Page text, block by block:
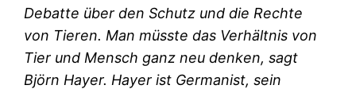
Debatte über den Schutz und die Rechte
von Tieren. Man müsste das Verhältnis von
Tier und Mensch ganz neu denken, sagt
Björn Hayer. Hayer ist Germanist, sein